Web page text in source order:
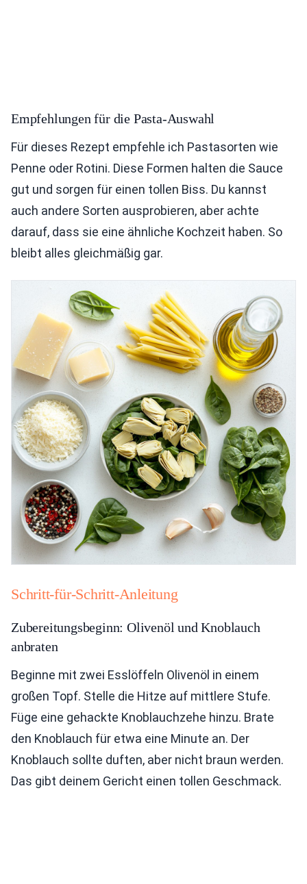
Empfehlungen für die Pasta-Auswahl
Für dieses Rezept empfehle ich Pastasorten wie
Penne oder Rotini. Diese Formen halten die Sauce
gut und sorgen für einen tollen Biss. Du kannst
auch andere Sorten ausprobieren, aber achte
darauf, dass sie eine ähnliche Kochzeit haben. So
bleibt alles gleichmäßig gar.
Schritt-für-Schritt-Anleitung
Zubereitungsbeginn: Olivenöl und Knoblauch
anbraten
Beginne mit zwei Esslöffeln Olivenöl in einem
großen Topf. Stelle die Hitze auf mittlere Stufe.
Füge eine gehackte Knoblauchzehe hinzu. Brate
den Knoblauch für etwa eine Minute an. Der
Knoblauch sollte duften, aber nicht braun werden.
Das gibt deinem Gericht einen tollen Geschmack.